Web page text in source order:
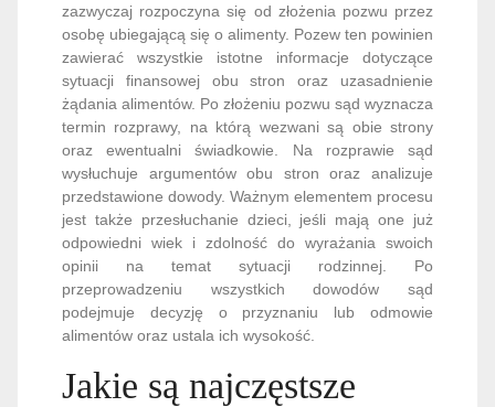
zazwyczaj rozpoczyna się od złożenia pozwu przez
osobę ubiegającą się o alimenty. Pozew ten powinien
zawierać wszystkie istotne informacje dotyczące
sytuacji finansowej obu stron oraz uzasadnienie
żądania alimentów. Po złożeniu pozwu sąd wyznacza
termin rozprawy, na którą wezwani są obie strony
oraz ewentualni świadkowie. Na rozprawie sąd
wysłuchuje argumentów obu stron oraz analizuje
przedstawione dowody. Ważnym elementem procesu
jest także przesłuchanie dzieci, jeśli mają one już
odpowiedni wiek i zdolność do wyrażania swoich
opinii na temat sytuacji rodzinnej. Po
przeprowadzeniu wszystkich dowodów sąd
podejmuje decyzję o przyznaniu lub odmowie
alimentów oraz ustala ich wysokość.
Jakie są najczęstsze